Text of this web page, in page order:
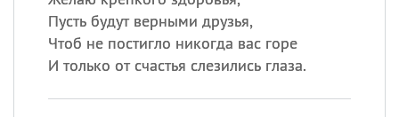
Пусть будут верными друзья,
Чтоб не постигло никогда вас горе
И только от счастья слезились глаза.